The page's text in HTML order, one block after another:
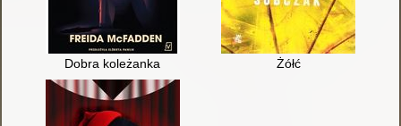
Dobra koleżanka Żółć